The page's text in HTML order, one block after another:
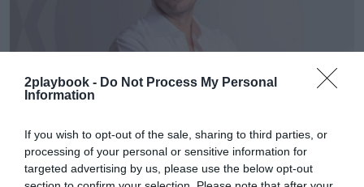
2playbook - Do Not Process My Personal
Information
If you wish to opt-out of the sale, sharing to third parties, or
processing of your personal or sensitive information for
targeted advertising by us, please use the below opt-out
2Playbook
Real Sporting: José Riestra releva a David Guerra